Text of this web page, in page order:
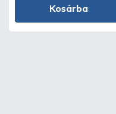
Kosárba